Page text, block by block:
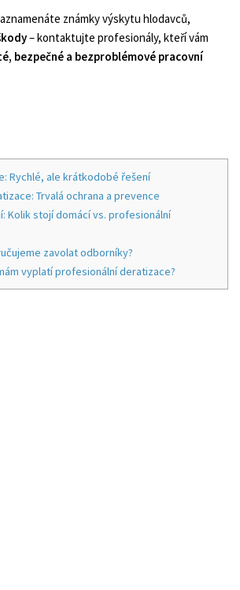
známky výskytu hlodavců,
– kontaktujte profesionály, kteří vám
bezpečné a bezproblémové pracovní
Rychlé, ale krátkodobé řešení
Trvalá ochrana a prevence
Kolik stojí domácí vs. profesionální
zavolat odborníky?
vyplatí profesionální deratizace?